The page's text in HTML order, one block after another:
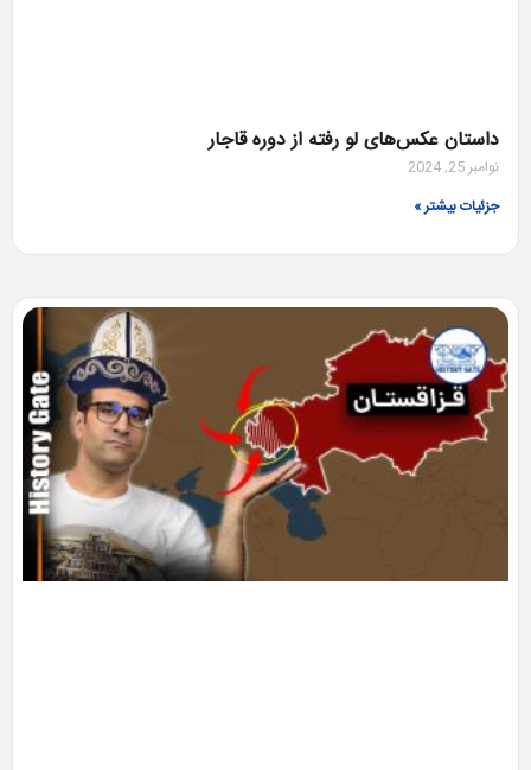
داستان عکس‌های لو رفته از دوره قاجار
نوامبر 25, 2024
جزئیات بیشتر »